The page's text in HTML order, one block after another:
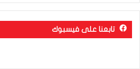
تابعنا على فيسبوك